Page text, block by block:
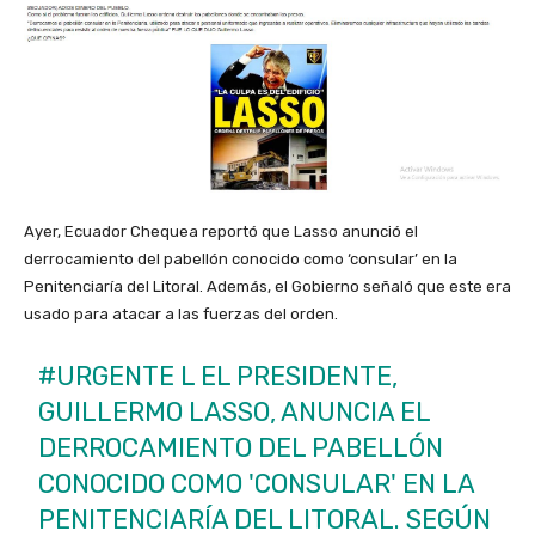
Ayer, Ecuador Chequea reportó que Lasso anunció el
derrocamiento del pabellón conocido como ‘consular’ en la
Penitenciaría del Litoral. Además, el Gobierno señaló que este era
usado para atacar a las fuerzas del orden.
#URGENTE L EL PRESIDENTE,
GUILLERMO LASSO, ANUNCIA EL
DERROCAMIENTO DEL PABELLÓN
CONOCIDO COMO 'CONSULAR' EN LA
PENITENCIARÍA DEL LITORAL. SEGÚN